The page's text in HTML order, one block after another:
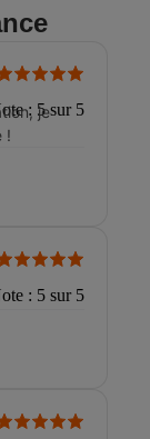
client. Les
vos
relatives aux
de vos droits
site.
: 5 sur 5
je
!
: 5 sur 5